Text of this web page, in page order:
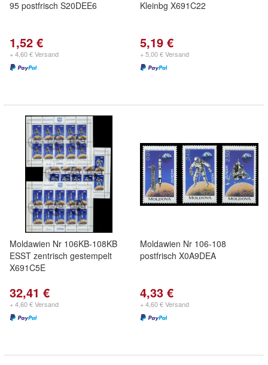
95 postfrisch S20DEE6
1,52 €
+ 4,60 € Versand
Kleinbg X691C22
5,19 €
+ 5,00 € Versand
Moldawien Nr 106KB-108KB
ESST zentrisch gestempelt
X691C5E
32,41 €
+ 4,60 € Versand
Moldawien Nr 106-108
postfrisch X0A9DEA
4,33 €
+ 4,60 € Versand